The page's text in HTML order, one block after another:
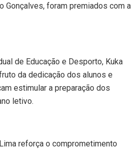
Gonçalves, foram premiados com a
de Educação e Desporto, Kuka
da dedicação dos alunos e
estimular a preparação dos
letivo.
reforça o comprometimento